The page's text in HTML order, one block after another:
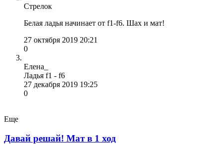
Стрелок
Белая ладья начинает от f1-f6. Шах и мат!
27 октября 2019 20:21
0
Елена_
Ладья f1 - f6
27 декабря 2019 19:25
0
Еще
Давай решай! Мат в 1 ход